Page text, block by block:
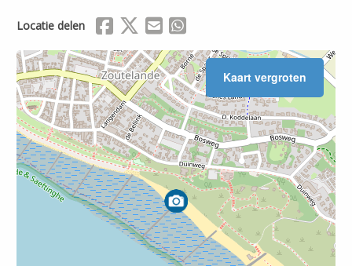
Locatie delen Delen via Facebook
Delen via X (Twitter)
Delen via Mail
Kaart vergroten
Leaflet | ©OpenStreetMap